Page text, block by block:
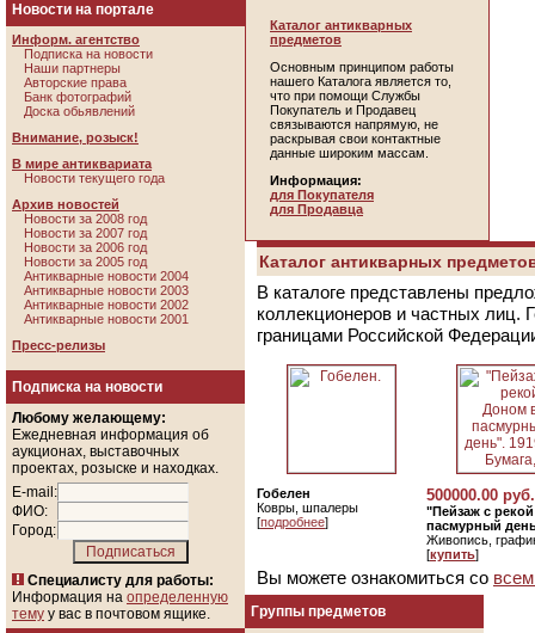
Новости на портале
Информ. агентство
Подписка на новости
Наши партнеры
Авторские права
Банк фотографий
Доска обьявлений
Внимание, розыск!
В мире антиквариата
Новости текущего года
Архив новостей
Новости за 2008 год
Новости за 2007 год
Новости за 2006 год
Новости за 2005 год
Антикварные новости 2004
Антикварные новости 2003
Антикварные новости 2002
Антикварные новости 2001
Пресс-релизы
Подписка на новости
Любому желающему:
Ежедневная информация об
аукционах, выставочных
проектах, розыске и находках.
E-mail:
ФИО:
Город:
Специалисту для работы:
Информация на определенную
тему у вас в почтовом ящике.
Каталог антикварных
предметов
Основным принципом работы
нашего Каталога является то,
что при помощи Службы
Покупатель и Продавец
связываются напрямую, не
раскрывая свои контактные
данные широким массам.
Информация:
для Покупателя
для Продавца
Каталог антикварных
В каталоге представлены
коллекционеров и частных лиц.
границами Российской
Гобелен
Ковры, шпалеры
[подробнее]
500000.00 руб.
"Пейзаж с
пасмурный
Живопись,
[купить]
Вы можете ознакомиться со
Группы предметов